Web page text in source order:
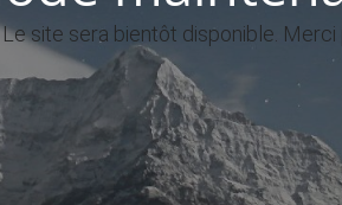
Le site sera bientôt disponible.